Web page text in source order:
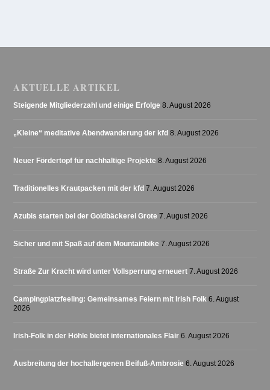
AKTUELLE ARTIKEL
Steigende Mitgliederzahl und einige Erfolge 8. August 2026
„Kleine“ meditative Abendwanderung der kfd 8. August 2026
Neuer Fördertopf für nachhaltige Projekte 8. August 2026
Traditionelles Krautpacken mit der kfd 7. August 2026
Azubis starten bei der Goldbäckerei Grote 7. August 2026
Sicher und mit Spaß auf dem Mountainbike 7. August 2026
Straße Zur Kracht wird unter Vollsperrung erneuert 7. August 2026
Campingplatzfeeling: Gemeinsames Feiern mit Irish Folk 6. August
2026
Irish-Folk in der Höhle bietet internationales Flair 6. August 2026
Ausbreitung der hochallergenen Beifuß-Ambrosie 6. August 2026